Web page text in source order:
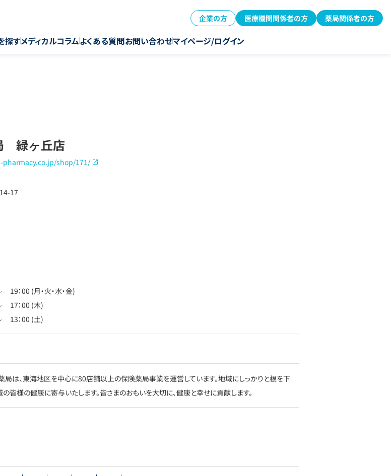
企業の方 医療機関関係者の方 薬局関係者の方
探すメディカルコラムよくある質問お問い合わせマイページ/ログイン
緑ヶ丘店
shop/171/
17
：00 (月・火・水・金)
17：00 (木)
13：00 (土)
局は、東海地区を中心に80店舗以上の保険薬局事業を運営しています。地域にしっかりと根を下
の皆様の健康に寄与いたします。皆さまのおもいを大切に、健康と幸せに貢献します。